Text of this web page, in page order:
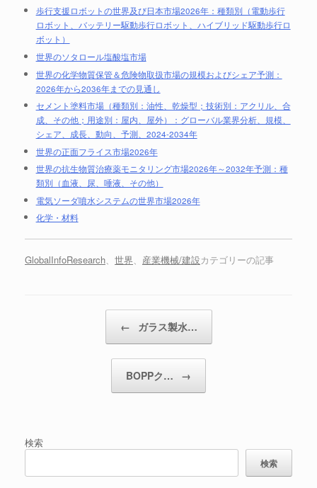
歩行支援ロボットの世界及び日本市場2026年：種類別（電動歩行
ロボット、バッテリー駆動歩行ロボット、ハイブリッド駆動歩行ロ
ボット）
世界のソタロール塩酸塩市場
世界の化学物質保管＆危険物取扱市場の規模およびシェア予測：
2026年から2036年までの見通し
セメント塗料市場（種類別：油性、乾燥型；技術別：アクリル、合
成、その他；用途別：屋内、屋外）：グローバル業界分析、規模、
シェア、成長、動向、予測、2024-2034年
世界の正面フライス市場2026年
世界の抗生物質治療薬モニタリング市場2026年～2032年予測：種
類別（血液、尿、唾液、その他）
電気ソーダ噴水システムの世界市場2026年
化学・材料
GlobalInfoResearch、 世界、 産業機械/建設カテゴリーの記事
← ガラス製水…
BOPPク… →
検索
検索